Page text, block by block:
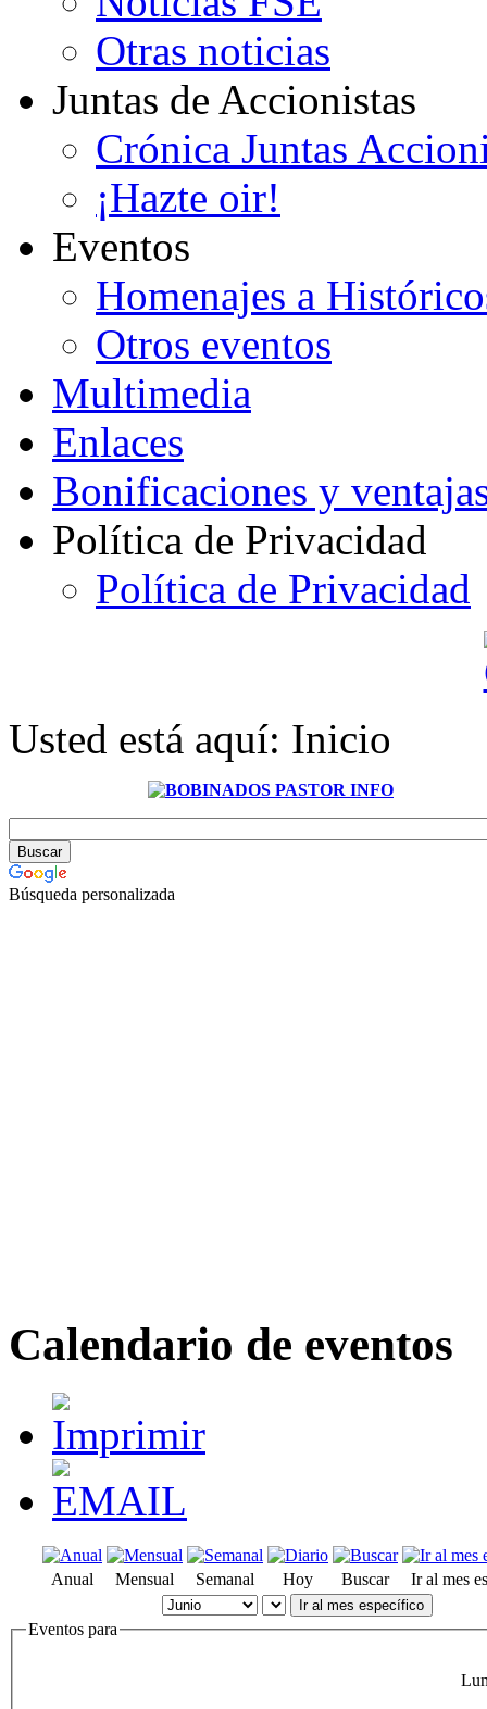
Otras noticias
Juntas de Accionistas
Crónica Juntas
¡Hazte oir!
Eventos
Homenajes a
Otros eventos
Multimedia
Enlaces
Bonificaciones y
Política de Privacidad
Política de Privacidad
Usted está aquí: Inicio
Búsqueda personalizada
Calendario de eventos
Anual Mensual Semanal Hoy Buscar Ir al mes
Ir al mes específico
Eventos para